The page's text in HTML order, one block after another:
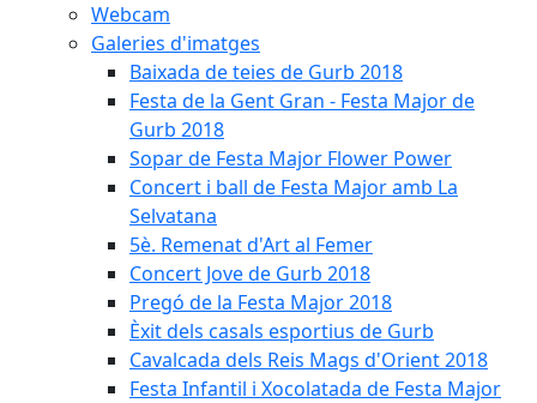
Webcam
Galeries d'imatges
Baixada de teies de Gurb 2018
Festa de la Gent Gran - Festa Major de
Gurb 2018
Sopar de Festa Major Flower Power
Concert i ball de Festa Major amb La
Selvatana
5è. Remenat d'Art al Femer
Concert Jove de Gurb 2018
Pregó de la Festa Major 2018
Èxit dels casals esportius de Gurb
Cavalcada dels Reis Mags d'Orient 2018
Festa Infantil i Xocolatada de Festa Major